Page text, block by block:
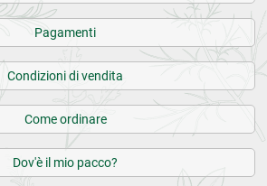
Pagamenti
Condizioni di vendita
Come ordinare
Dov'è il mio pacco?